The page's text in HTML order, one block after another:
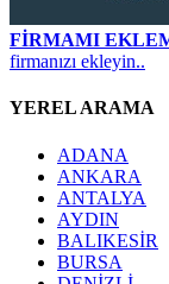
FİRMAMI
firmanızı ekleyin..
YEREL ARAMA
ADANA
ANKARA
ANTALYA
AYDIN
BALIKESİR
BURSA